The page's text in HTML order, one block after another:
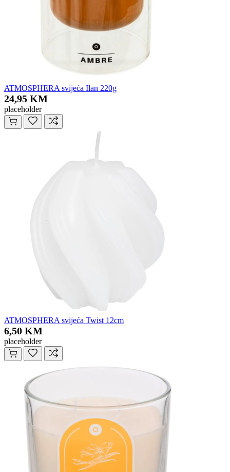
ATMOSPHERA svijeća Ilan 220g
24,95 KM
placeholder
ATMOSPHERA svijeća Twist 12cm
6,50 KM
placeholder